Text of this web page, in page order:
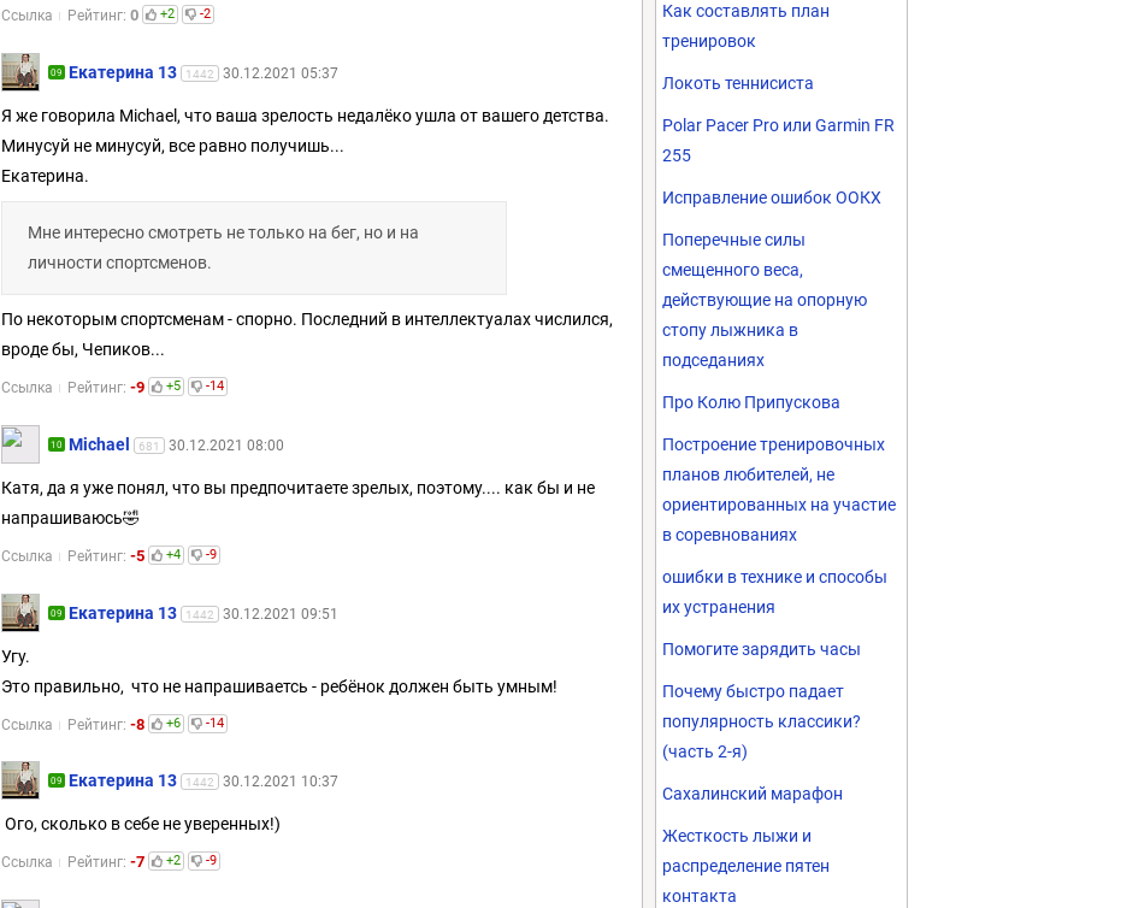
Ссылка Рейтинг: 0 +2 -2
09 Екатерина 13 1442 30.12.2021 05:37
Я же говорила Michael, что ваша зрелость недалёко ушла от вашего детства.
Минусуй не минусуй, все равно получишь...
Екатерина.
Мне интересно смотреть не только на бег, но и на
личности спортсменов.
По некоторым спортсменам - спорно. Последний в интеллектуалах числился,
вроде бы, Чепиков...
Ссылка Рейтинг: -9 +5 -14
10 Michael 681 30.12.2021 08:00
Катя, да я уже понял, что вы предпочитаете зрелых, поэтому.... как бы и не
напрашиваюсь🤣
Ссылка Рейтинг: -5 +4 -9
09 Екатерина 13 1442 30.12.2021 09:51
Угу.
Это правильно, что не напрашиваетсь - ребёнок должен быть умным!
Ссылка Рейтинг: -8 +6 -14
09 Екатерина 13 1442 30.12.2021 10:37
Ого, сколько в себе не уверенных!)
Ссылка Рейтинг: -7 +2 -9
Как составлять план
тренировок
Локоть теннисиста
Polar Pacer Pro или Garmin FR
255
Исправление ошибок ООКХ
Поперечные силы
смещенного веса,
действующие на опорную
стопу лыжника в
подседаниях
Про Колю Припускова
Построение тренировочных
планов любителей, не
ориентированных на участие
в соревнованиях
ошибки в технике и способы
их устранения
Помогите зарядить часы
Почему быстро падает
популярность классики?
(часть 2-я)
Сахалинский марафон
Жесткость лыжи и
распределение пятен
контакта